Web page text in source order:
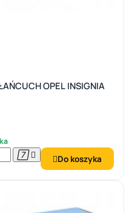
OPEL INSIGNIA
  Do koszyka